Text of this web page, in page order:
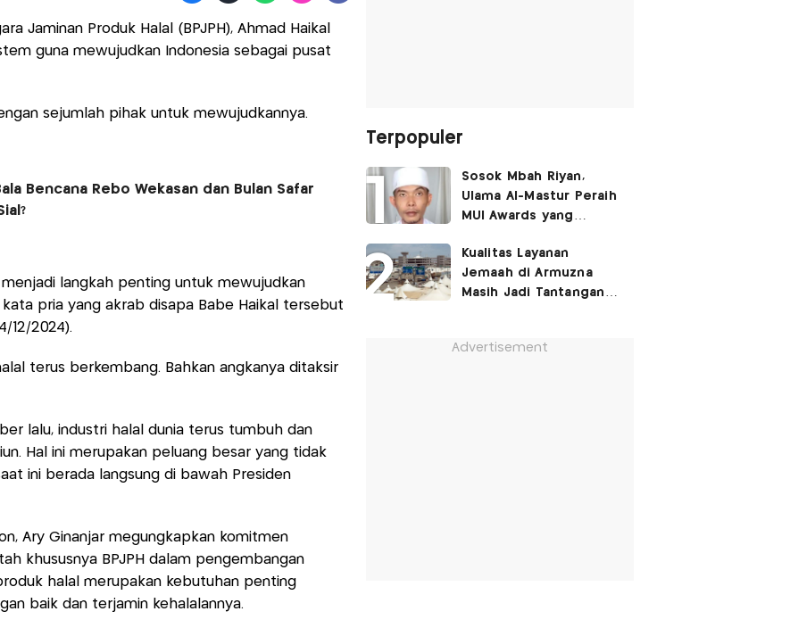
Jaminan Produk Halal (BPJPH), Ahmad Haikal
guna mewujudkan Indonesia sebagai pusat
sejumlah pihak untuk mewujudkannya.
Bencana Rebo Wekasan dan Bulan Safar
langkah penting untuk mewujudkan
kata pria yang akrab disapa Babe Haikal tersebut
12/2024).
terus berkembang. Bahkan angkanya ditaksir
lalu, industri halal dunia terus tumbuh dan
Hal ini merupakan peluang besar yang tidak
ini berada langsung di bawah Presiden
Ary Ginanjar megungkapkan komitmen
khususnya BPJPH dalam pengembangan
halal merupakan kebutuhan penting
baik dan terjamin kehalalannya.
Terpopuler
Sosok Mbah Riyan,
Ulama Al-Mastur Peraih
MUI Awards yang
Tukang Bangunan
Kualitas Layanan
Jemaah di Armuzna
Masih Jadi Tantangan
Advertisement